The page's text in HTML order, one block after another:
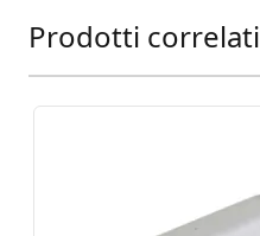
Press to skip carousel
Prodotti correlati